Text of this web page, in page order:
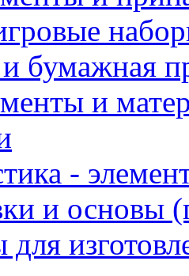
бумажная
и
-
и основы